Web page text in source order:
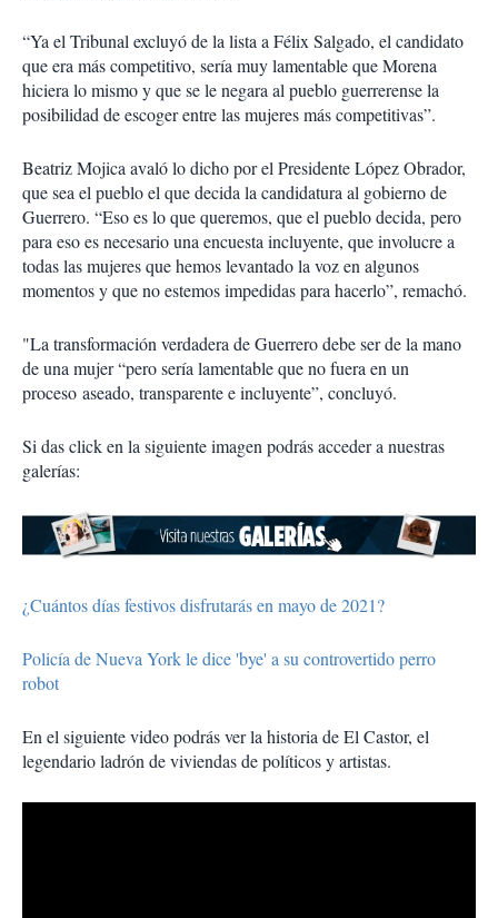
“Ya el Tribunal excluyó de la lista a Félix Salgado, el candidato
que era más competitivo, sería muy lamentable que Morena
hiciera lo mismo y que se le negara al pueblo guerrerense la
posibilidad de escoger entre las mujeres más competitivas”.
Beatriz Mojica avaló lo dicho por el Presidente López Obrador,
que sea el pueblo el que decida la candidatura al gobierno de
Guerrero. “Eso es lo que queremos, que el pueblo decida, pero
para eso es necesario una encuesta incluyente, que involucre a
todas las mujeres que hemos levantado la voz en algunos
momentos y que no estemos impedidas para hacerlo”, remachó.
"La transformación verdadera de Guerrero debe ser de la mano
de una mujer “pero sería lamentable que no fuera en un
proceso aseado, transparente e incluyente”, concluyó.
Si das click en la siguiente imagen podrás acceder a nuestras
galerías:
¿Cuántos días festivos disfrutarás en mayo de 2021?
Policía de Nueva York le dice 'bye' a su controvertido perro
robot
En el siguiente video podrás ver la historia de El Castor, el
legendario ladrón de viviendas de políticos y artistas.